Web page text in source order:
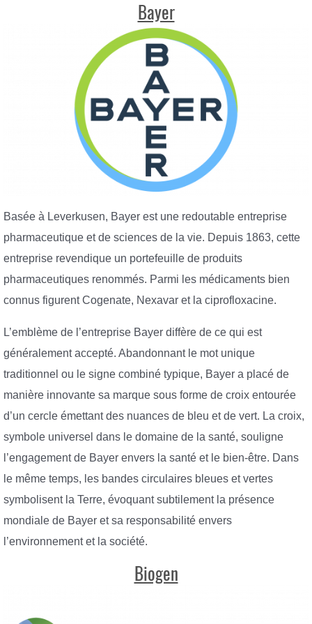
Bayer
Basée à Leverkusen, Bayer est une redoutable entreprise
pharmaceutique et de sciences de la vie. Depuis 1863, cette
entreprise revendique un portefeuille de produits
pharmaceutiques renommés. Parmi les médicaments bien
connus figurent Cogenate, Nexavar et la ciprofloxacine.
L’emblème de l’entreprise Bayer diffère de ce qui est
généralement accepté. Abandonnant le mot unique
traditionnel ou le signe combiné typique, Bayer a placé de
manière innovante sa marque sous forme de croix entourée
d’un cercle émettant des nuances de bleu et de vert. La croix,
symbole universel dans le domaine de la santé, souligne
l’engagement de Bayer envers la santé et le bien-être. Dans
le même temps, les bandes circulaires bleues et vertes
symbolisent la Terre, évoquant subtilement la présence
mondiale de Bayer et sa responsabilité envers
l’environnement et la société.
Biogen